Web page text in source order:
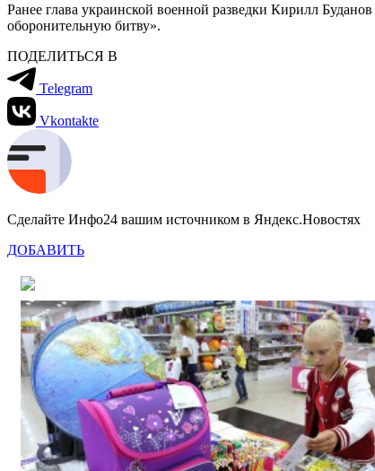
Ранее глава украинской военной разведки Кирилл Буданов
оборонительную битву».
ПОДЕЛИТЬСЯ В
Telegram
Vkontakte
Сделайте Инфо24 вашим источником в Яндекс.Новостях
ДОБАВИТЬ